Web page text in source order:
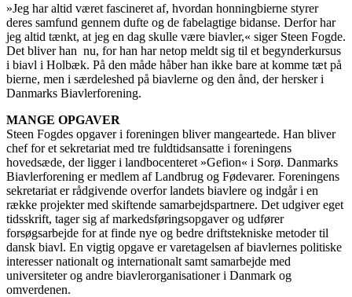
»Jeg har altid været fascineret af, hvordan honningbierne styrer
deres samfund gennem dufte og de fabelagtige bidanse. Derfor har
jeg altid tænkt, at jeg en dag skulle være biavler,« siger Steen Fogde.
Det bliver han nu, for han har netop meldt sig til et begynderkursus
i biavl i Holbæk. På den måde håber han ikke bare at komme tæt på
bierne, men i særdeleshed på biavlerne og den ånd, der hersker i
Danmarks Biavlerforening.
MANGE OPGAVER
Steen Fogdes opgaver i foreningen bliver mangeartede. Han bliver
chef for et sekretariat med tre fuldtidsansatte i foreningens
hovedsæde, der ligger i landbocenteret »Gefion« i Sorø. Danmarks
Biavlerforening er medlem af Landbrug og Fødevarer. Foreningens
sekretariat er rådgivende overfor landets biavlere og indgår i en
række projekter med skiftende samarbejdspartnere. Det udgiver eget
tidsskrift, tager sig af markedsføringsopgaver og udfører
forsøgsarbejde for at finde nye og bedre driftstekniske metoder til
dansk biavl. En vigtig opgave er varetagelsen af biavlernes politiske
interesser nationalt og internationalt samt samarbejde med
universiteter og andre biavlerorganisationer i Danmark og
omverdenen.